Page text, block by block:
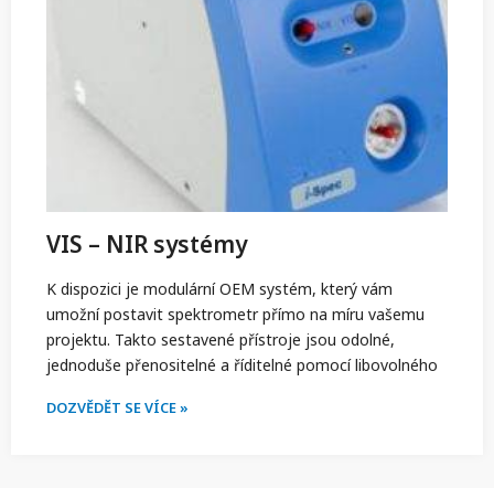
VIS – NIR systémy
K dispozici je modulární OEM systém, který vám
umožní postavit spektrometr přímo na míru vašemu
projektu. Takto sestavené přístroje jsou odolné,
jednoduše přenositelné a říditelné pomocí libovolného
DOZVĚDĚT SE VÍCE »